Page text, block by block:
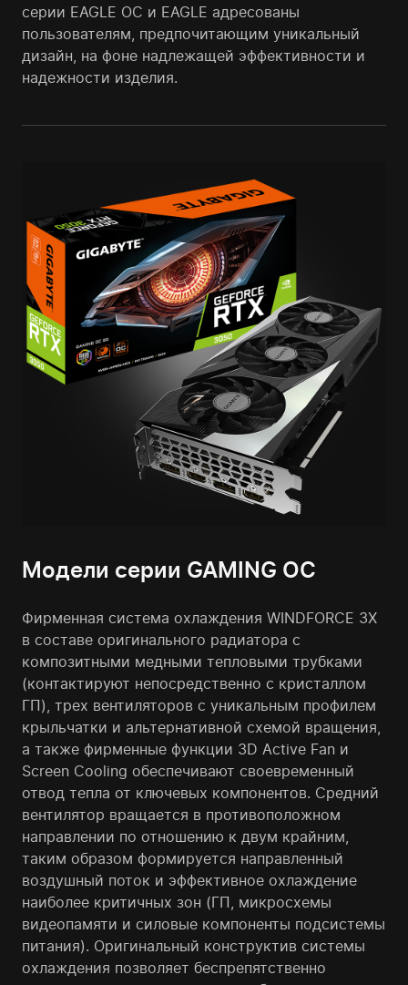
серии EAGLE OC и EAGLE адресованы
пользователям, предпочитающим уникальный
дизайн, на фоне надлежащей эффективности и
надежности изделия.
Модели серии GAMING OC
Фирменная система охлаждения WINDFORCE 3X
в составе оригинального радиатора с
композитными медными тепловыми трубками
(контактируют непосредственно с кристаллом
ГП), трех вентиляторов с уникальным профилем
крыльчатки и альтернативной схемой вращения,
а также фирменные функции 3D Active Fan и
Screen Cooling обеспечивают своевременный
отвод тепла от ключевых компонентов. Средний
вентилятор вращается в противоположном
направлении по отношению к двум крайним,
таким образом формируется направленный
воздушный поток и эффективное охлаждение
наиболее критичных зон (ГП, микросхемы
видеопамяти и силовые компоненты подсистемы
питания). Оригинальный конструктив системы
охлаждения позволяет беспрепятственно